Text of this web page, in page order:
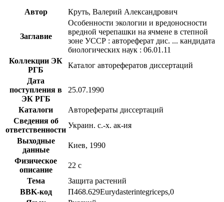
Автор Круть, Валерий Александрович
Заглавие
Особенности экологии и вредоносности
вредной черепашки на ячмене в степной
зоне УССР : автореферат дис. ... кандидата
биологических наук : 06.01.11
Коллекции ЭК
РГБ
Каталог авторефератов диссертаций
Дата
поступления в
ЭК РГБ
25.07.1990
Каталоги
Авторефераты диссертаций
Сведения об
ответственности
Украин. с.-х. ак-ия
Выходные
данные
Киев, 1990
Физическое
описание
22 с
Тема
Защита растений
BBK-код
П468.629Eurydasterintegriceps,0